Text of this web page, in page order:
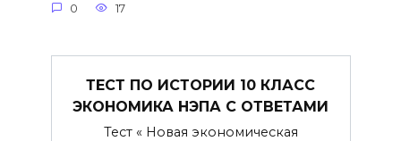
0 17
ТЕСТ ПО ИСТОРИИ 10 КЛАСС
ЭКОНОМИКА НЭПА С ОТВЕТАМИ
Тест « Новая экономическая